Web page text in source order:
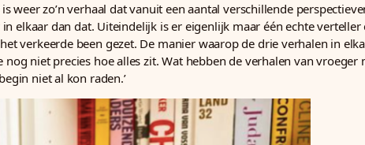
weer zo’n verhaal dat vanuit een aantal verschillende
elkaar dan dat. Uiteindelijk is er eigenlijk maar één echte
verkeerde been gezet. De manier waarop de drie verhalen in
nog niet precies hoe alles zit. Wat hebben de verhalen van
niet al kon raden.’